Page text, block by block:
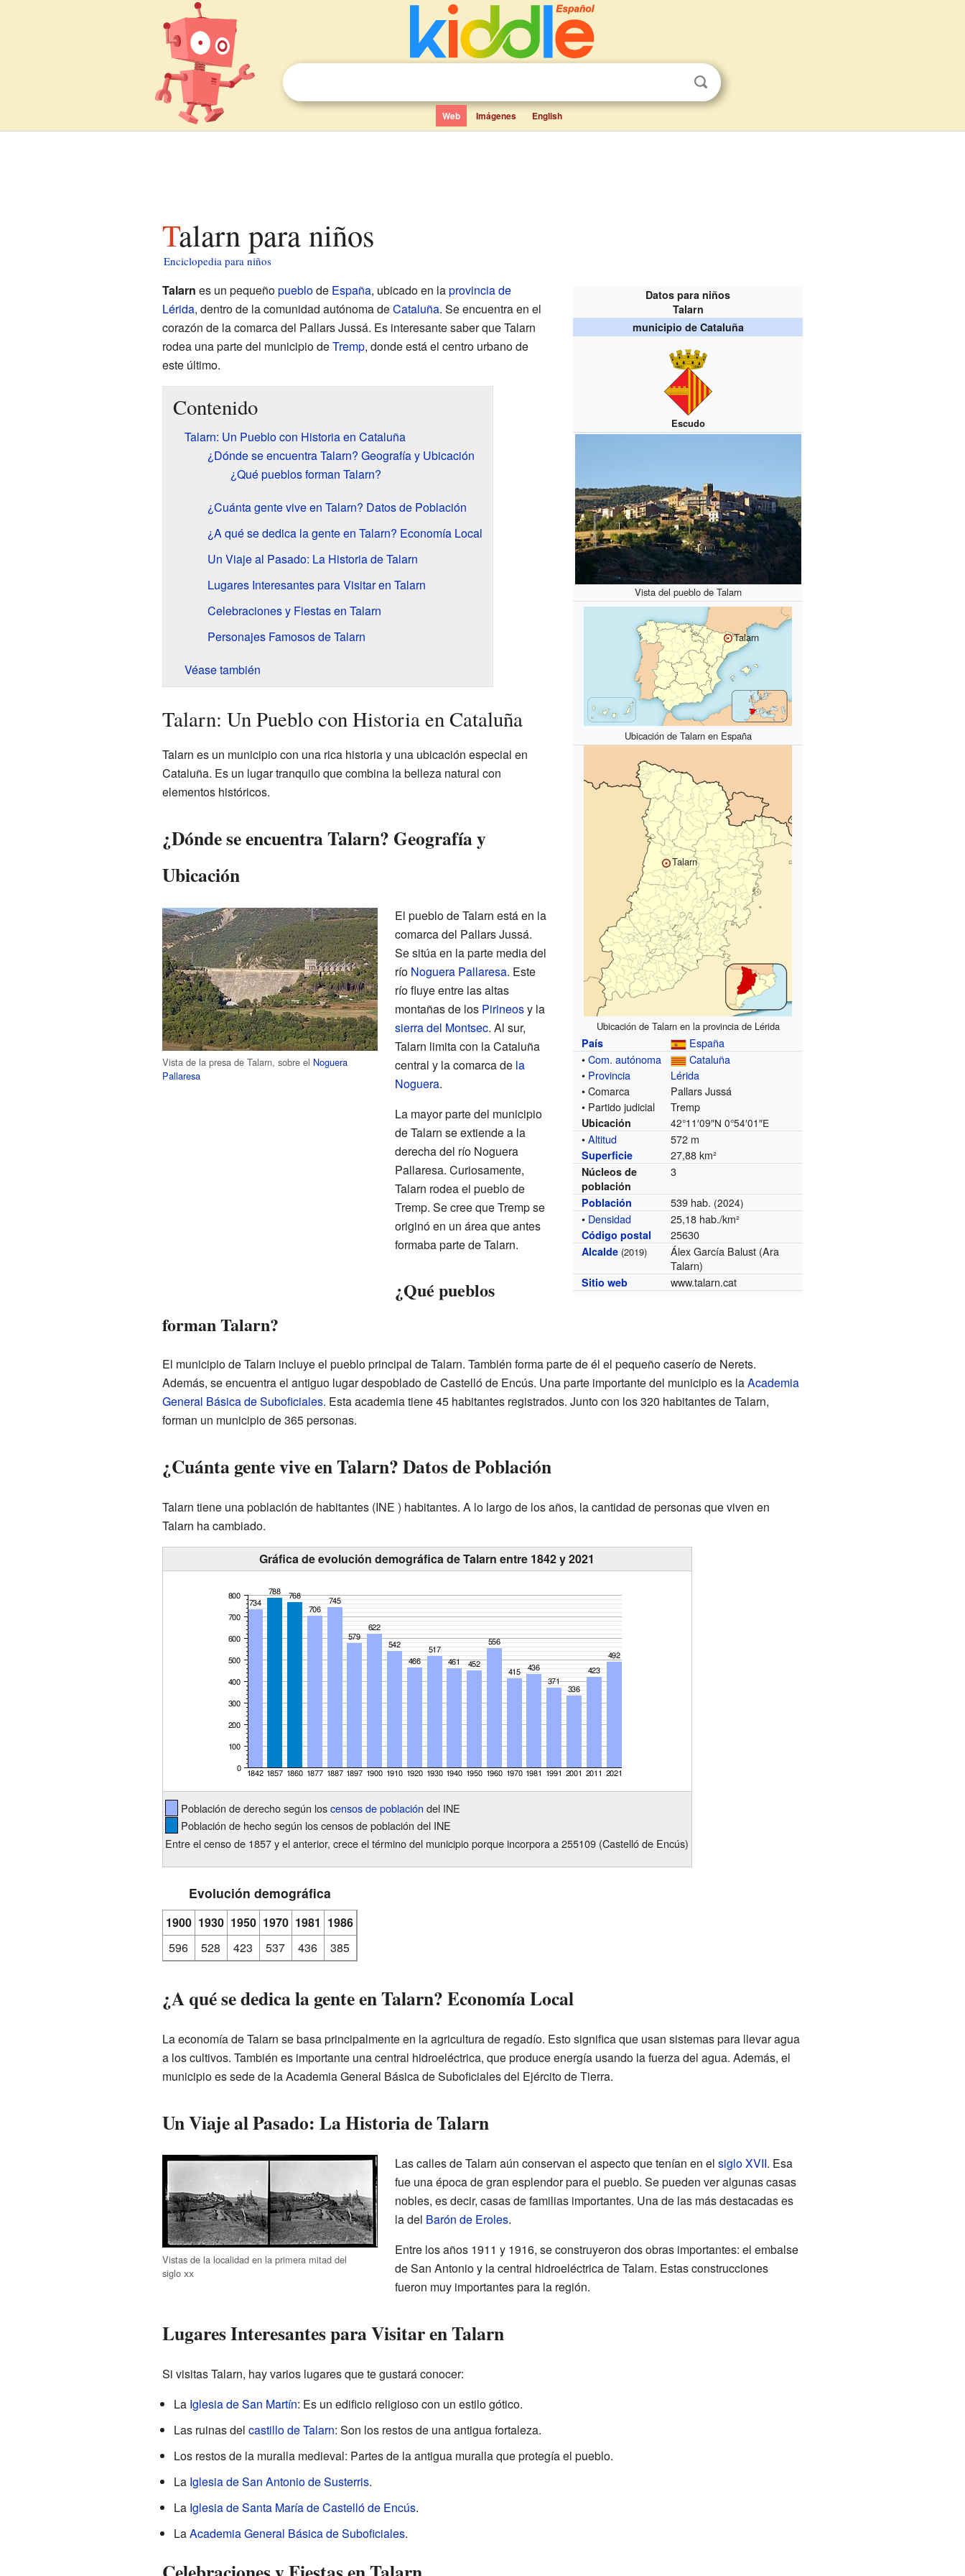
Web Imágenes English
Talarn para niños
Enciclopedia para niños
Datos para niños
Talarn
municipio de Cataluña
Escudo
Vista del pueblo de Talarn
Talarn
Ubicación de Talarn en España
Talarn
Ubicación de Talarn en la provincia de Lérida
País
España
•Com. autónoma
Cataluña
• Provincia
Lérida
• Comarca
Pallars Jussá
• Partido judicial
Tremp
Ubicación 42°11′09″N 0°54′01″E
•Altitud 572 m
Superficie 27,88 km²
Núcleos de
población
3
Población 539 hab. (2024)
• Densidad 25,18 hab./km²
Código postal 25630
Alcalde (2019)
Álex García Balust (Ara
Talarn)
Sitio web www.talarn.cat
Talarn es un pequeñopueblode España, ubicado en laprovincia de
Lérida, dentro de la comunidad autónoma deCataluña. Se encuentra en el
corazón de la comarca del Pallars Jussá. Es interesante saber que Talarn
rodea una parte del municipio deTremp, donde está el centro urbano de
este último.
Contenido
Talarn: Un Pueblo con Historia en Cataluña
¿Dónde se encuentra Talarn? Geografía y Ubicación
¿Qué pueblos forman Talarn?
¿Cuánta gente vive en Talarn? Datos de Población
¿A qué se dedica la gente en Talarn? Economía Local
Un Viaje al Pasado: La Historia de Talarn
Lugares Interesantes para Visitar en Talarn
Celebraciones y Fiestas en Talarn
Personajes Famosos de Talarn
Véase también
Talarn: Un Pueblo con Historia en Cataluña
Talarn es un municipio con una rica historia y una ubicación especial en
Cataluña. Es un lugar tranquilo que combina la belleza natural con
elementos históricos.
¿Dónde se encuentra Talarn? Geografía y
Ubicación
Vista de la presa de Talarn, sobre el Noguera
Pallaresa
El pueblo de Talarn está en la
comarca del Pallars Jussá.
Se sitúa en la parte media del
río Noguera Pallaresa. Este
río fluye entre las altas
montañas de los Pirineosy la
sierra del Montsec. Al sur,
Talarn limita con la Cataluña
central y la comarca de la
Noguera.
La mayor parte del municipio
de Talarn se extiende a la
derecha del río Noguera
Pallaresa. Curiosamente,
Talarn rodea el pueblo de
Tremp. Se cree que Tremp se
originó en un área que antes
formaba parte de Talarn.
¿Qué pueblos
forman Talarn?
El municipio de Talarn incluye el pueblo principal de Talarn. También forma parte de él el pequeño caserío de Nerets.
Además, se encuentra el antiguo lugar despoblado de Castelló de Encús. Una parte importante del municipio es laAcademia
General Básica de Suboficiales. Esta academia tiene 45 habitantes registrados. Junto con los 320 habitantes de Talarn,
forman un municipio de 365 personas.
¿Cuánta gente vive en Talarn? Datos de Población
Talarn tiene una población de habitantes(INE ) habitantes. A lo largo de los años, la cantidad de personas que viven en
Talarn ha cambiado.
Gráfica de evolución demográfica de Talarn entre 1842 y 2021
Población de derecho según loscensos de población del INE
Población de hecho según los censos de población del INE
Entre el censo de 1857 y el anterior, crece el término del municipio porque incorpora a 255109 (Castelló de Encús)
Evolución demográfica
1900 1930 1950 1970 1981 1986
596
528 423 537 436 385
¿A qué se dedica la gente en Talarn? Economía Local
La economía de Talarn se basa principalmente en la agricultura de regadío. Esto significa que usan sistemas para llevar agua
a los cultivos. También es importante una central hidroeléctrica, que produce energía usando la fuerza del agua. Además, el
municipio es sede de la Academia General Básica de Suboficiales del Ejército de Tierra.
Un Viaje al Pasado: La Historia de Talarn
Vistas de la localidad en la primera mitad del
siglo xx
Las calles de Talarn aún conservan el aspecto que tenían en el siglo XVII. Esa
fue una época de gran esplendor para el pueblo. Se pueden ver algunas casas
nobles, es decir, casas de familias importantes. Una de las más destacadas es
la del Barón de Eroles.
Entre los años 1911 y 1916, se construyeron dos obras importantes: el embalse
de San Antonio y la central hidroeléctrica de Talarn. Estas construcciones
fueron muy importantes para la región.
Lugares Interesantes para Visitar en Talarn
Si visitas Talarn, hay varios lugares que te gustará conocer:
La Iglesia de San Martín: Es un edificio religioso con un estilo gótico.
Las ruinas del castillo de Talarn: Son los restos de una antigua fortaleza.
Los restos de la muralla medieval: Partes de la antigua muralla que protegía el pueblo.
La Iglesia de San Antonio de Susterris.
La Iglesia de Santa María de Castelló de Encús.
LaAcademia General Básica de Suboficiales.